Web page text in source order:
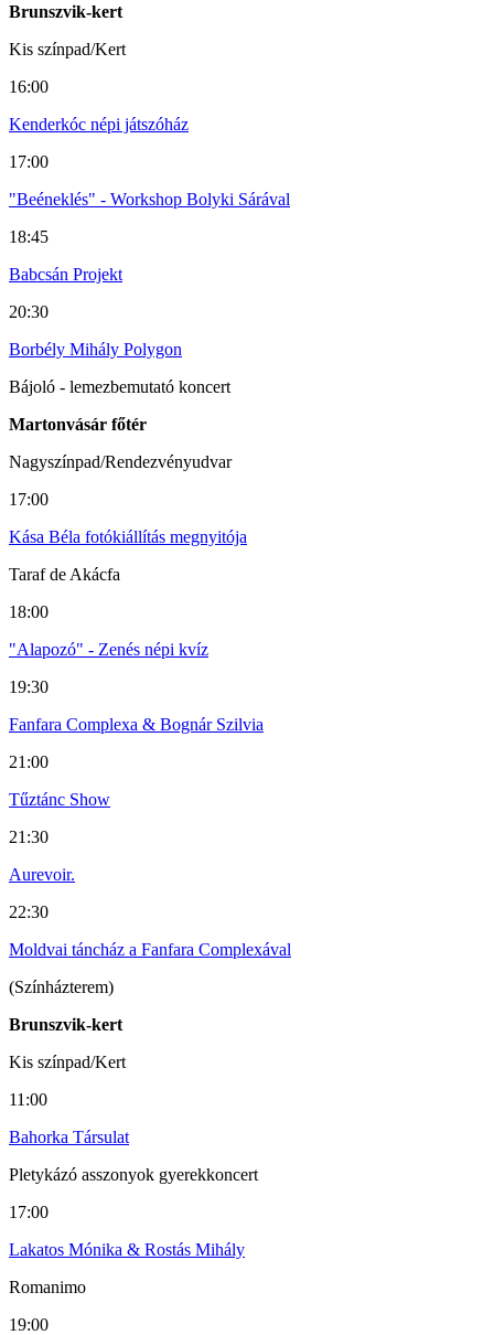
Brunszvik-kert
Kis színpad/Kert
16:00
Kenderkóc népi játszóház
17:00
"Beéneklés" - Workshop Bolyki Sárával
18:45
Babcsán Projekt
20:30
Borbély Mihály Polygon
Bájoló - lemezbemutató koncert
Martonvásár főtér
Nagyszínpad/Rendezvényudvar
17:00
Kása Béla fotókiállítás megnyitója
Taraf de Akácfa
18:00
"Alapozó" - Zenés népi kvíz
19:30
Fanfara Complexa & Bognár Szilvia
21:00
Tűztánc Show
21:30
Aurevoir.
22:30
Moldvai táncház a Fanfara Complexával
(Színházterem)
Brunszvik-kert
Kis színpad/Kert
11:00
Bahorka Társulat
Pletykázó asszonyok gyerekkoncert
17:00
Lakatos Mónika & Rostás Mihály
Romanimo
19:00